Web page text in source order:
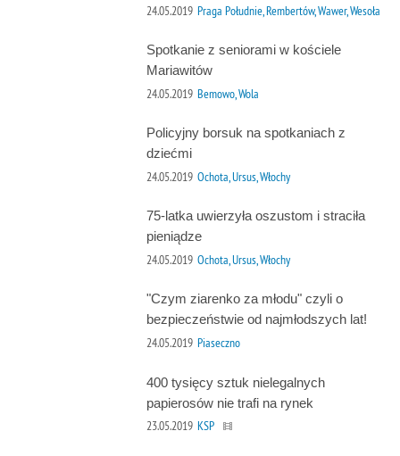
24.05.2019 Praga Południe, Rembertów, Wawer, Wesoła
Spotkanie z seniorami w kościele
Mariawitów
24.05.2019 Bemowo, Wola
Policyjny borsuk na spotkaniach z
dziećmi
24.05.2019 Ochota, Ursus, Włochy
75-latka uwierzyła oszustom i straciła
pieniądze
24.05.2019 Ochota, Ursus, Włochy
"Czym ziarenko za młodu" czyli o
bezpieczeństwie od najmłodszych lat!
24.05.2019 Piaseczno
400 tysięcy sztuk nielegalnych
papierosów nie trafi na rynek
23.05.2019 KSP